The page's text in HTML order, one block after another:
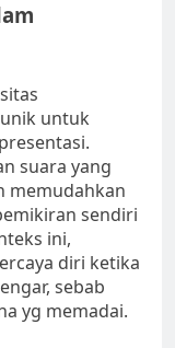
untuk
suara yang
memudahkan
sendiri
ini,
diri ketika
sebab
yg memadai.